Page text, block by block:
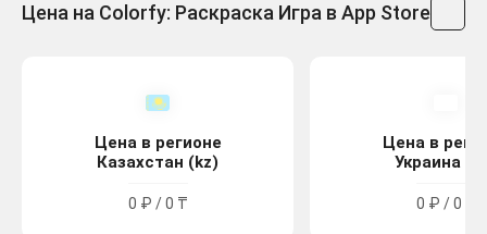
Цена на Colorfy: Раскраска Игра в App Store
Цена в регионе
Казахстан (kz)
0 ₽ / 0 ₸
Цена в
Украина
0 ₽ / 0 ₴